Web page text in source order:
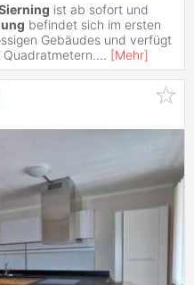
ist ab sofort und
befindet sich im ersten
Gebäudes und verfügt
... [Mehr]